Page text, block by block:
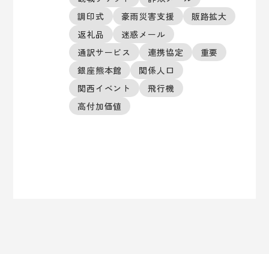
調印式
豪雨災害支援
販路拡大
返礼品
迷惑メール
通訳サービス
連携協定
重要
銀座熊本館
関係人口
関西イベント
飛行機
高付加価値